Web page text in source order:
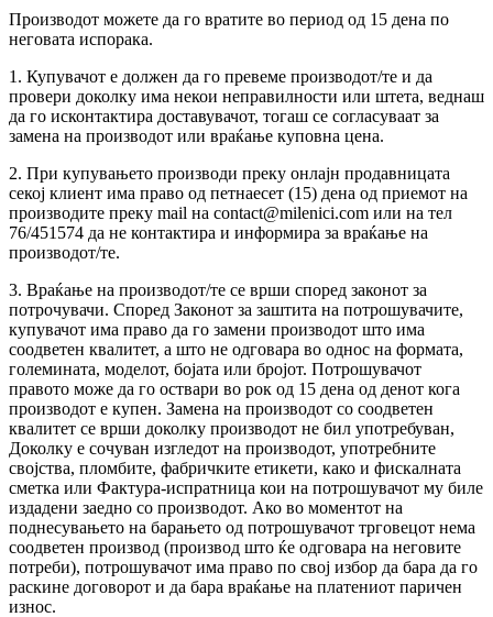
Производот можете да го вратите во период од 15 дена по
неговата испорака.
1. Купувачот е должен да го превеме производот/те и да
провери доколку има некои неправилности или штета, веднаш
да го исконтактира доставувачот, тогаш се согласуваат за
замена на производот или враќање куповна цена.
2. При купувањето производи преку онлајн продавницата
секој клиент има право од петнаесет (15) дена од приемот на
производите преку mail на contact@milenici.com или на тел
76/451574 да не контактира и информира за враќање на
производот/те.
3. Враќање на производот/те се врши според законот за
потрочувачи. Според Законот за заштита на потрошувачите,
купувачот има право да го замени производот што има
соодветен квалитет, а што не одговара во однос на формата,
големината, моделот, бојата или бројот. Потрошувачот
правото може да го оствари во рок од 15 дена од денот кога
производот е купен. Замена на производот со соодветен
квалитет се врши доколку производот не бил употребуван,
Доколку е сочуван изгледот на производот, употребните
својства, пломбите, фабричките етикети, како и фискалната
сметка или Фактура-испратница кои на потрошувачот му биле
издадени заедно со производот. Ако во моментот на
поднесувањето на барањето од потрошувачот трговецот нема
соодветен производ (производ што ќе одговара на неговите
потреби), потрошувачот има право по свој избор да бара да го
раскине договорот и да бара враќање на платениот паричен
износ.